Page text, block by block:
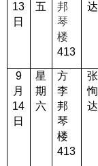
13
日
五
邦
琴
楼
413
达
9
月
14
日
星
期
六
方
李
邦
琴
楼
413
张
恂
达